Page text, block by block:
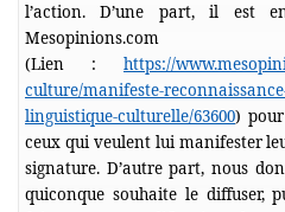
l’action. D’une part, il est
Mesopinions.com
(Lien : https://
culture/manifeste-
linguistique-culturelle/63600)
ceux qui veulent lui manifester
signature. D’autre part, nous
quiconque souhaite le diffuser,